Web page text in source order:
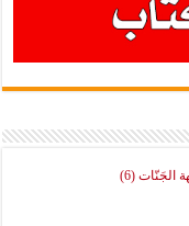
الجَنّات (6)